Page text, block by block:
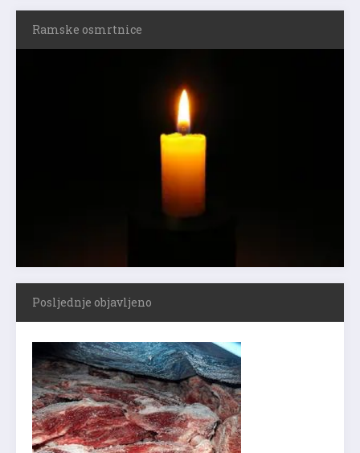
Ramske osmrtnice
Posljednje objavljeno